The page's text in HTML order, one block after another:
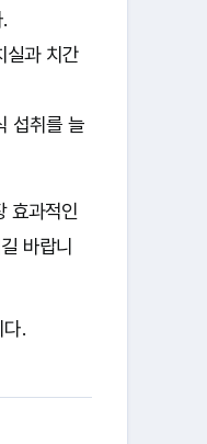
실과 치간
섭취를 늘
효과적인
바랍니
.